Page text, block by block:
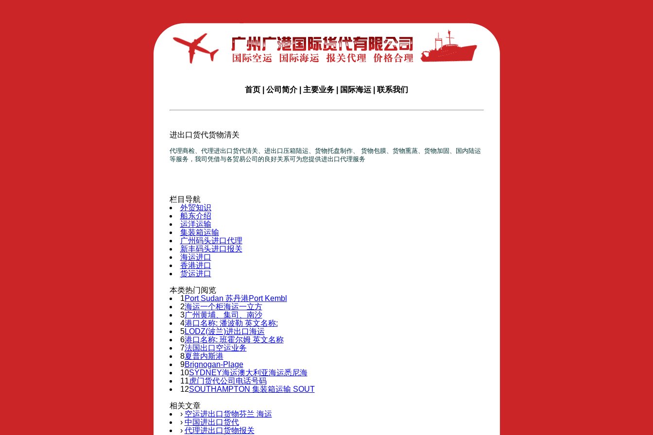
首页 公司简介| 主要业务 国际海运 联系我们
进出口货代货物清关
代理商检、代理进出口货代清关、进出口压箱陆运、货物托盘制作、 货物包膜、货物熏蒸、货物加固、国内陆运
等服务，我司凭借与各贸易公司的良好关系可为您提供进出口代理服务
栏目导航
外贸知识
船东介绍
运洋运输
集装箱运输
广州码头进口代理
新丰码头进口报关
海运进口
香港进口
货运进口
本类热门阅览
1Port Sudan 苏丹港Port Kembl
2海运一个柜海运一立方
3广州黄埔、集司、南沙
4港口名称: 潘波勒 英文名称:
5LODZ(波兰)进出口海运
6港口名称: 班霍尔姆 英文名称
7法国出口空运业务
8夏普内斯港
9Brignogan-Plage
10SYDNEY海运澳大利亚海运悉尼海
11虎门货代公司电话号码
12SOUTHAMPTON 集装箱运输 SOUT
相关文章
› 空运进出口货物芬兰 海运
› 中国进出口货代
› 代理进出口货物报关